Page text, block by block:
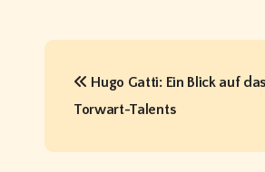
P
Hugo Gatti: Ein Blick auf
Torwart-Talents